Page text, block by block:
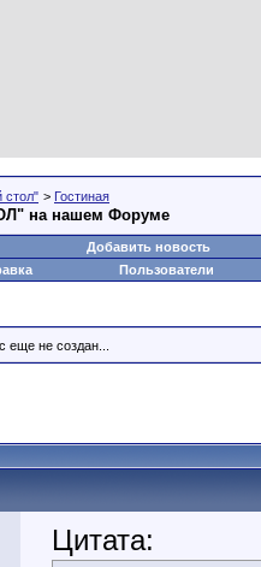
стол" > Гостиная
на нашем Форуме
Добавить новость
Пользователи
еще не создан...
Цитата: